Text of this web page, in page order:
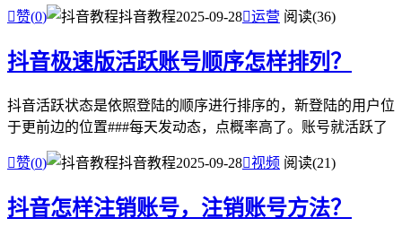
赞(0) 抖音教程2025-09-28运营 阅读(36)
抖音极速版活跃账号顺序怎样排列？
抖音活跃状态是依照登陆的顺序进行排序的，新登陆的用户位
于更前边的位置###每天发动态，点概率高了。账号就活跃了
赞(0) 抖音教程2025-09-28视频 阅读(21)
抖音怎样注销账号，注销账号方法？